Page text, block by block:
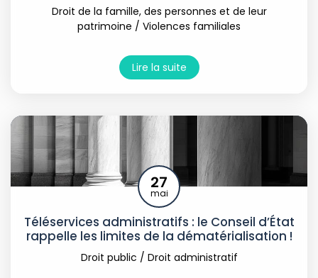
Droit de la famille, des personnes et de leur
patrimoine / Violences familiales
Lire la suite
Téléservices administratifs : le Conseil d’État
rappelle les limites de la dématérialisation !
27
mai
Droit public / Droit administratif